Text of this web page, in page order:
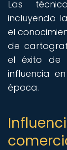
Las
incluyendo
el
de
el éxito de
influencia
época.